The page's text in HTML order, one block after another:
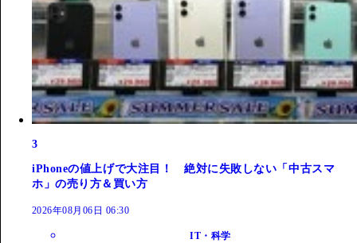
3
iPhoneの値上げで大注目！ 絶対に失敗しない「中古スマ
ホ」の売り方＆買い方
2026年08月06日 06:30
IT・科学